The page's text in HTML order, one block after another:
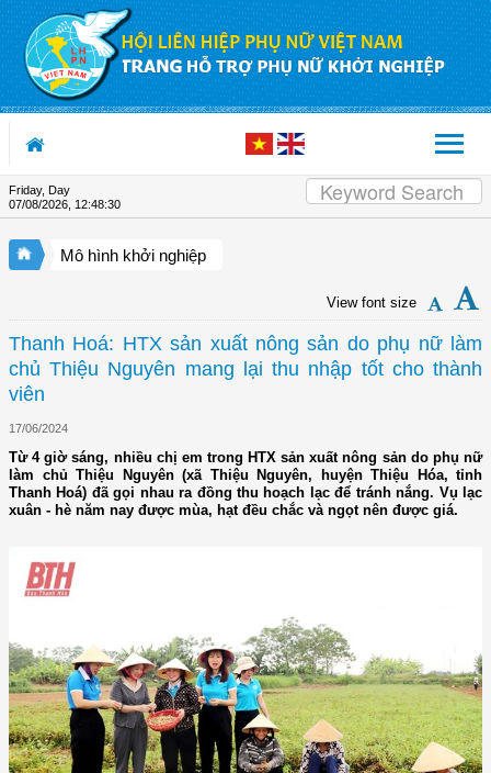
Skip to Content
Friday, Day
07/08/2026 12:48:30
Mô hình khởi nghiệp
View font size
Thanh Hoá: HTX sản xuất nông sản do phụ nữ làm
chủ Thiệu Nguyên mang lại thu nhập tốt cho thành
viên
17/06/2024
Từ 4 giờ sáng, nhiều chị em trong HTX sản xuất nông sản do phụ nữ
làm chủ Thiệu Nguyên (xã Thiệu Nguyên, huyện Thiệu Hóa, tỉnh
Thanh Hoá) đã gọi nhau ra đồng thu hoạch lạc để tránh nắng. Vụ lạc
xuân - hè năm nay được mùa, hạt đều chắc và ngọt nên được giá.